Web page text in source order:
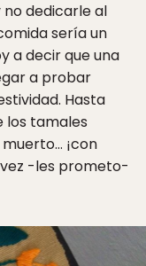
dedicarle al
sería un
a decir que una
a probar
Hasta
los tamales
¡con
-les prometo-